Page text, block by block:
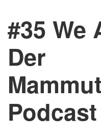
#35 We
Der
Podcast